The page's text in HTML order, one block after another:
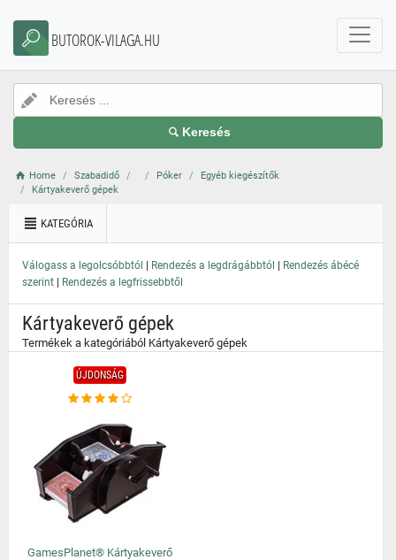
BUTOROK-VILAGA.HU
Keresés
Home Szabadidő Póker
Egyéb kiegészítők
Kártyakeverő gépek
KATEGÓRIA
Válogass a legolcsóbbtól | Rendezés a legdrágábbtól | Rendezés ábécé
szerint | Rendezés a legfrissebbtől
Kártyakeverő gépek
Termékek a kategóriából Kártyakeverő gépek
ÚJDONSÁG
GamesPlanet® Kártyakeverő